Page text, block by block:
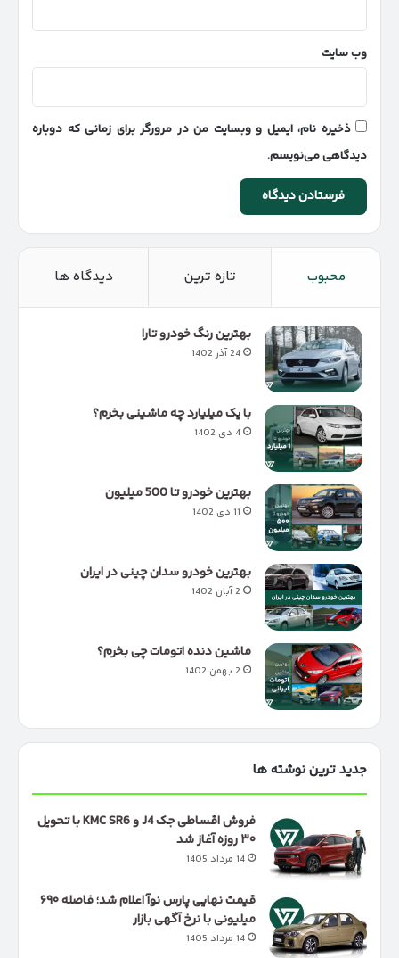
وب‌ سایت
ذخیره نام، ایمیل و وبسایت من در مرورگر برای زمانی که دوباره
دیدگاهی می‌نویسم.
محبوب تازه ترین دیدگاه ها
بهترین رنگ خودرو تارا
24 آذر 1402
با یک میلیارد چه ماشینی بخرم؟
4 دی 1402
بهترین خودرو تا 500 میلیون
11 دی 1402
بهترین خودرو سدان چینی در ایران
2 آبان 1402
ماشین دنده اتومات چی بخرم؟
2 بهمن 1402
جدید ترین نوشته ها
فروش اقساطی جک J4 و KMC SR6 با تحویل
۳۰ روزه آغاز شد
14 مرداد 1405
قیمت نهایی پارس نوآ اعلام شد؛ فاصله ۶۹۰
میلیونی با نرخ آگهی بازار
14 مرداد 1405